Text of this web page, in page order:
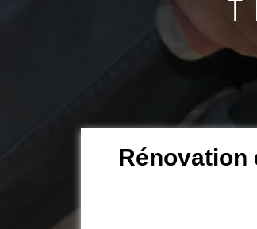
Rénovation